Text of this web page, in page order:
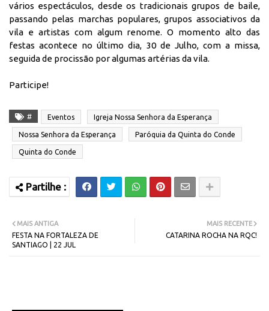
vários espectáculos, desde os tradicionais grupos de baile,
passando pelas marchas populares, grupos associativos da
vila e artistas com algum renome. O momento alto das
festas acontece no último dia, 30 de Julho, com a missa,
seguida de procissão por algumas artérias da vila.
Participe!
# Eventos Igreja Nossa Senhora da Esperança
Nossa Senhora da Esperança Paróquia da Quinta do Conde
Quinta do Conde
MAIS RECENTE
CATARINA ROCHA NA RQC!
MAIS ANTIGA
FESTA NA FORTALEZA DE
SANTIAGO | 22 JUL